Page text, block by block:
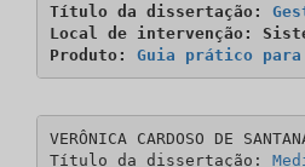
Título da dissertação:
Local de intervenção:
Produto: Guia prático para
VERÔNICA CARDOSO DE
Título da dissertação: